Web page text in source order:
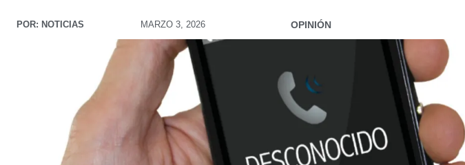
POR: NOTICIAS MARZO 3, 2026 OPINIÓN